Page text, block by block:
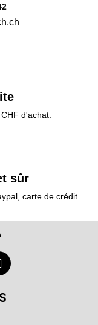
d'achat.
sûr
carte de crédit